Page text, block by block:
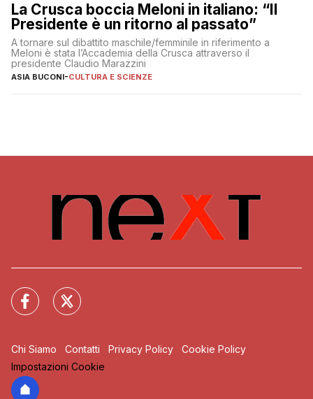
La Crusca boccia Meloni in italiano: “Il
Presidente è un ritorno al passato”
A tornare sul dibattito maschile/femminile in riferimento a
Meloni è stata l’Accademia della Crusca attraverso il
presidente Claudio Marazzini
ASIA BUCONI-CULTURA E SCIENZE
Chi Siamo Contatti Privacy Policy
Cookie Policy
Impostazioni Cookie